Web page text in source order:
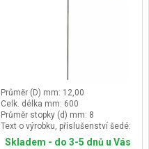
Průměr (D) mm: 12,00
Celk. délka mm: 600
Průměr stopky (d) mm: 8
Text o výrobku, příslušenství šedé:
Celková délka 600 mm
Skladem - do 3-5 dnů u Vás